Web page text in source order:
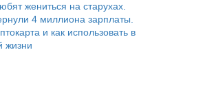
жениться на старухах.
4 миллиона зарплаты.
и как использовать в
жизни